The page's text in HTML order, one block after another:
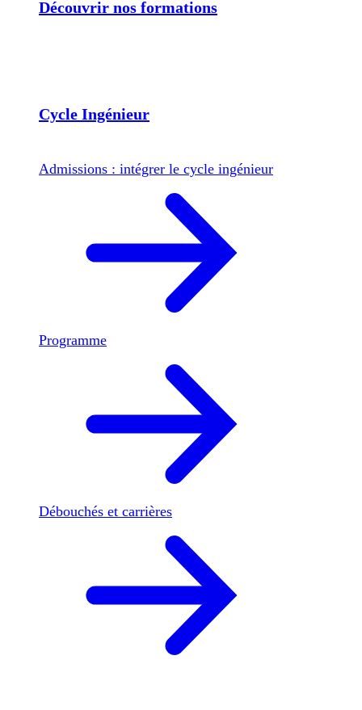
Découvrir nos formations
Cycle Ingénieur
Admissions : intégrer le cycle ingénieur
Programme
Débouchés et carrières